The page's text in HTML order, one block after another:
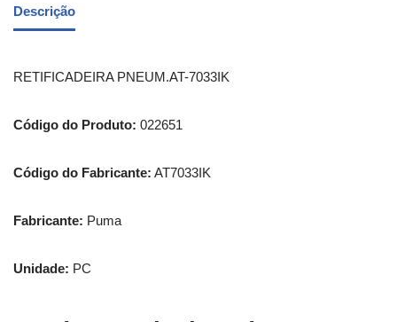
Descrição
RETIFICADEIRA PNEUM.AT-7033IK
Código do Produto: 022651
Código do Fabricante: AT7033IK
Fabricante: Puma
Unidade: PC